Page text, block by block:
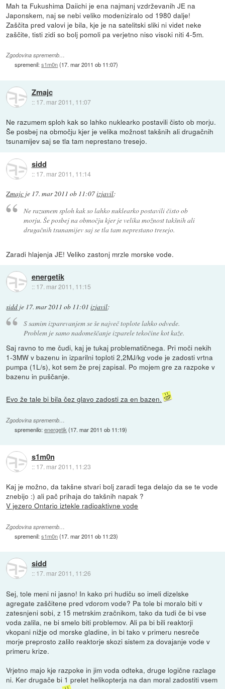
Mah ta Fukushima Daiichi je ena najmanj vzdrževanih JE na
Japonskem, naj se nebi veliko modeniziralo od 1980 dalje!
Zaščita pred valovi je bila, kje je na satelitski sliki ni videt neke
zaščite, tisti zidi so bolj pomoli pa verjetno niso visoki niti 4-5m.
Zgodovina sprememb…
spremenil:s1m0n(17. mar 2011 ob 11:07)
Zmajc
:: 17. mar 2011, 11:07
Ne razumem sploh kak so lahko nuklearko postavili čisto ob morju.
Še posbej na območju kjer je velika možnost takšnih ali drugačnih
tsunamijev saj se tla tam neprestano tresejo.
sidd
:: 17. mar 2011, 11:14
Zmajc je 17. mar 2011 ob 11:07izjavil:
Ne razumem sploh kak so lahko nuklearko postavili čisto ob
morju. Še posbej na območju kjer je velika možnost takšnih ali
drugačnih tsunamijev saj se tla tam neprestano tresejo.
Zaradi hlajenja JE! Veliko zastonj mrzle morske vode.
energetik
:: 17. mar 2011, 11:15
sidd je 17. mar 2011 ob 11:01 izjavil:
S samim izparevanjem se še največ toplote lahko odvede.
Problem je samo nadomeščanje izparele tekočine kot kaže.
Saj ravno to me čudi, kaj je tukaj problematičnega. Pri moči nekih
1-3MW v bazenu in izparilni toploti 2,2MJ/kg vode je zadosti vrtna
pumpa (1L/s), kot sem že prej zapisal. Po mojem gre za razpoke v
bazenu in puščanje.
Evo že tale bi bila čez glavo zadosti za en bazen.
Zgodovina sprememb…
spremenilo:energetik (17. mar 2011 ob 11:19)
s1m0n
:: 17. mar 2011, 11:23
Kaj je možno, da takšne stvari bolj zaradi tega delajo da se te vode
znebijo :) ali pač prihaja do takšnih napak ?
V jezero Ontario iztekle radioaktivne vode
Zgodovina sprememb…
spremenil:s1m0n(17. mar 2011 ob 11:23)
sidd
:: 17. mar 2011, 11:26
Sej, tole meni ni jasno! In kako pri hudiču so imeli dizelske
agregate zaščitene pred vdorom vode? Pa tole bi moralo biti v
zatesnjeni sobi, z 15 metrskim zračnikom, tako da tudi če bi vse
voda zalila, ne bi smelo biti problemov. Ali pa bi bili reaktorji
vkopani nižje od morske gladine, in bi tako v primeru nesreče
morje preprosto zalilo reaktorje skozi sistem za dovajanje vode v
primeru krize.
Vrjetno majo kje razpoke in jim voda odteka, druge logične razlage
ni. Ker drugače bi 1 prelet helikopterja na dan moral zadostiti vsem